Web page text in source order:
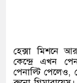
হেক্সা মিশনে
কেন্দ্রে এখন
পেনাল্টি পেলেও,